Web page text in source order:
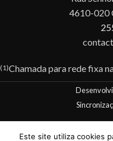
4610-020
(1)Chamada para rede fixa
Este site utiliza cookies